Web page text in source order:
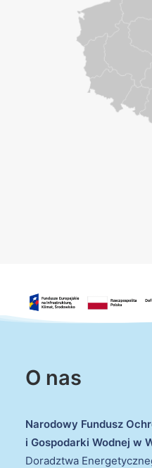
O nas
Narodowy Fundusz
i Gospodarki Wodnej w
Doradztwa